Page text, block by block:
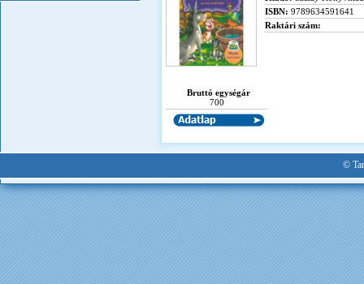
ISBN: 9789634591641
Raktári szám:
Bruttó egységár
700
©